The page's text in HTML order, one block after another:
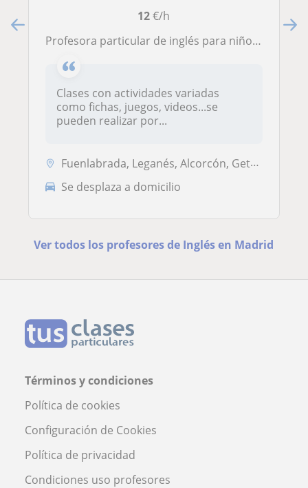
12€/h
Profesora particular de inglés para niños que van a infantil, primaria y educación secundaria
Clases con actividades variadas
como fichas, juegos, videos...se
pueden realizar por...
Fuenlabrada, Leganés, Alcorcón, Getafe, Móstoles
Se desplaza a domicilio
Ver todos los profesores de Inglés en Madrid
Términos y condiciones
Política de cookies
Configuración de Cookies
Política de privacidad
Condiciones uso profesores